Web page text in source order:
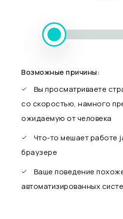
Возможные причины:
Вы просматриваете
со скоростью, намного
ожидаемую от человека
Что-то мешает работе
браузере
Ваше поведение
автоматизированных